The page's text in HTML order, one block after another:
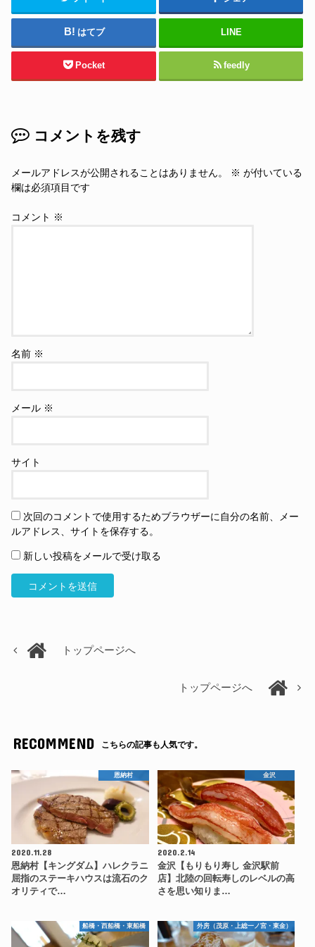
はてブ LINE
Pocket feedly
コメントを残す
メールアドレスが公開されることはありません。 ※ が付いている
欄は必須項目です
コメント ※
名前 ※
メール ※
サイト
次回のコメントで使用するためブラウザーに自分の名前、メー
ルアドレス、サイトを保存する。
新しい投稿をメールで受け取る
トップページへ
トップページへ
RECOMMEND こちらの記事も人気です。
恩納村
2020.11.28
恩納村【キングダム】ハレクラニ
屈指のステーキハウスは流石のク
オリティで…
金沢
2020.2.14
金沢【もりもり寿し 金沢駅前
店】北陸の回転寿しのレベルの高
さを思い知りま…
船橋・西船橋・東船橋 外房（茂原・上総一ノ宮・東金）